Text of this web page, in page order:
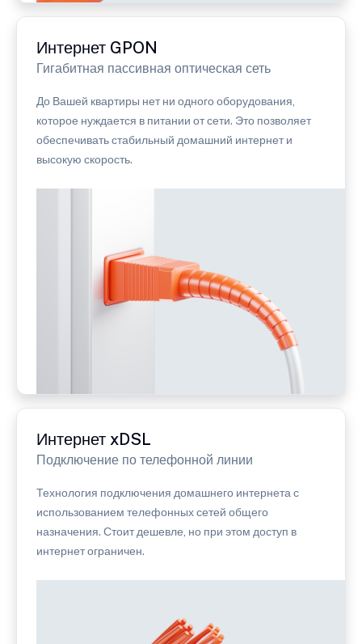
Интернет GPON
Гигабитная пассивная оптическая сеть
До Вашей квартиры нет ни одного оборудования,
которое нуждается в питании от сети. Это позволяет
обеспечивать стабильный домашний интернет и
высокую скорость.
Интернет xDSL
Подключение по телефонной линии
Технология подключения домашнего интернета с
использованием телефонных сетей общего
назначения. Стоит дешевле, но при этом доступ в
интернет ограничен.